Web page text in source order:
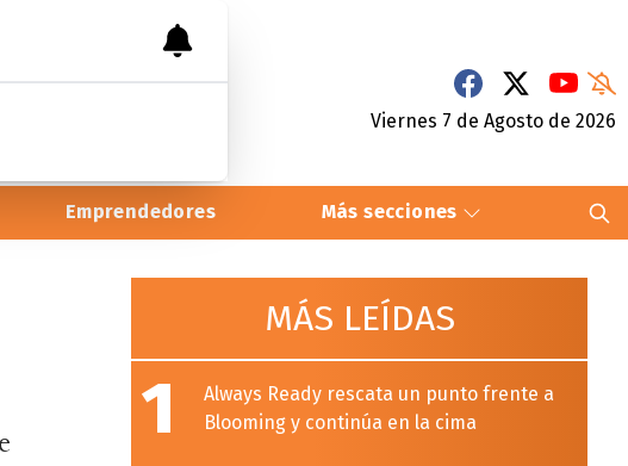
Viernes 7 de Agosto de 2026
Emprendedores Más secciones
MÁS LEÍDAS
1
Always Ready rescata un punto frente a
Blooming y continúa en la cima